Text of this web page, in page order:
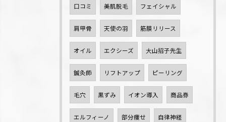
口コミ 美肌脱毛 フェイシャル
肩甲骨 天使の羽 筋膜リリース
オイル エクシーズ 大山招子先生
鍼灸師 リフトアップ ピーリング
毛穴 黒ずみ イオン導入 商品券
エルフィーノ 部分痩せ 自律神経